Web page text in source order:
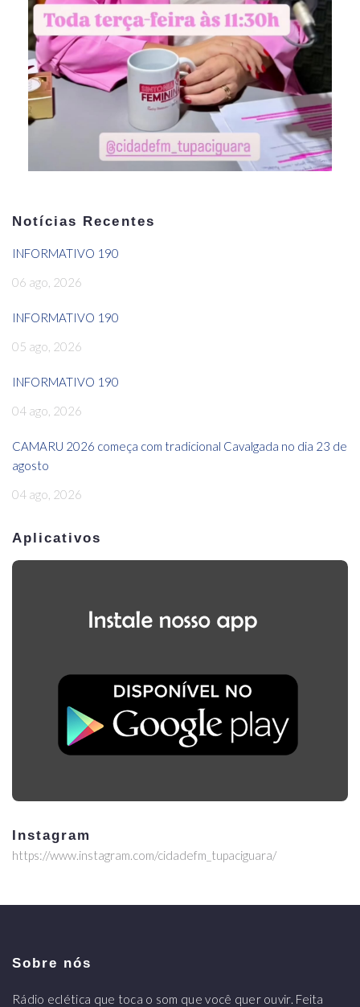
Notícias Recentes
INFORMATIVO 190
06 ago, 2026
INFORMATIVO 190
05 ago, 2026
INFORMATIVO 190
04 ago, 2026
CAMARU 2026 começa com tradicional Cavalgada no dia 23 de
agosto
04 ago, 2026
Aplicativos
Instagram
https://www.instagram.com/cidadefm_tupaciguara/
Sobre nós
Rádio eclética que toca o som que você quer ouvir. Feita